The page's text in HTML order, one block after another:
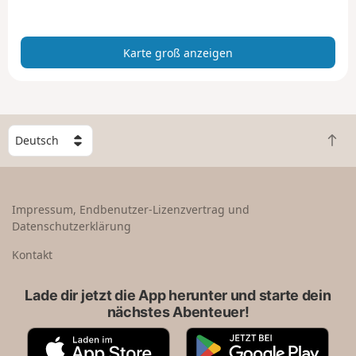
z
i
n
Karte groß anzeigen
W
ä
h
e
n
Z
u
Impressum, Endbenutzer-Lizenzvertrag und
Datenschutzerklärung
Kontakt
Lade dir jetzt die App herunter und starte dein
nächstes Abenteuer!
A
G